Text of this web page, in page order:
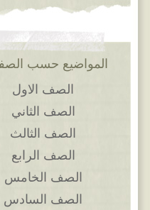
المواضيع حسب
الصف الاول
الصف الثاني
الصف الثالث
الصف الرابع
الصف الخامس
الصف السادس